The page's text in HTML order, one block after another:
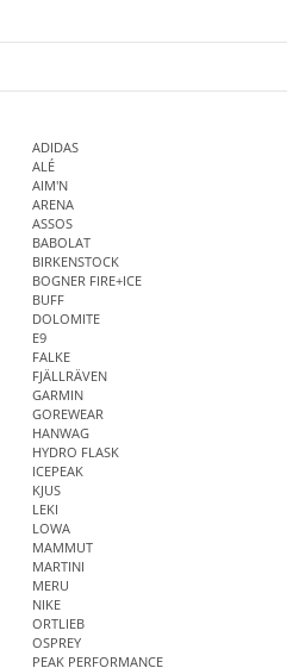
ADIDAS
ALÉ
AIM'N
ARENA
ASSOS
BABOLAT
BIRKENSTOCK
BOGNER FIRE+ICE
BUFF
DOLOMITE
E9
FALKE
FJÄLLRÄVEN
GARMIN
GOREWEAR
HANWAG
HYDRO FLASK
ICEPEAK
KJUS
LEKI
LOWA
MAMMUT
MARTINI
MERU
NIKE
ORTLIEB
OSPREY
PEAK PERFORMANCE